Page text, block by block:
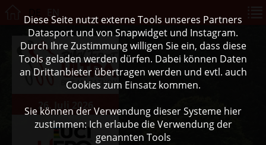
26. Juli 2026
Diese Seite nutzt externe Tools unseres Partners
Datasport und von Snapwidget und Instagram.
Durch Ihre Zustimmung willigen Sie ein, dass diese
Tools geladen werden dürfen. Dabei können Daten
an Drittanbieter übertragen werden und evtl. auch
Cookies zum Einsatz kommen.
Sie können der Verwendung dieser Systeme hier
zustimmen: Ich erlaube die Verwendung der
genannten Tools